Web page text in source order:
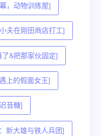
，动物训练屋]
夫在刚田商店打工]
&把那家伙固定]
上的假面女王]
音糖]
新大雄与铁人兵团]